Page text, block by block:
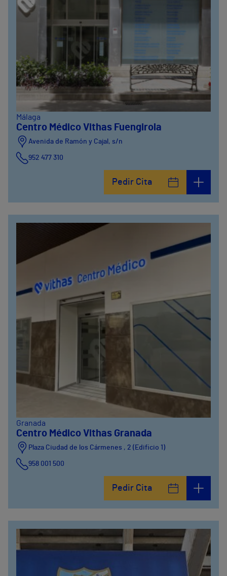
Málaga
Centro Médico Vithas Fuengirola
Avenida de Ramón y Cajal, s/n
952 477 310
Pedir Cita
Granada
Centro Médico Vithas Granada
Plaza Ciudad de los Cármenes , 2 (Edificio 1)
958 001 500
Pedir Cita